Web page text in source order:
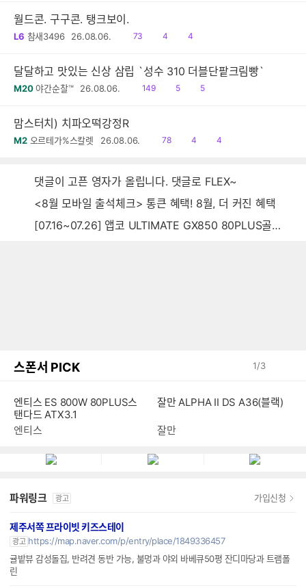
월드콘. 구구콘. 탱크보이.
L6 참새3496 26.08.06.
읽
73
공
4
댓
4
달달하고 맛있는 신상 삼립 `성수 310 더블단팥크림빵`
M20 야간순찰™ 26.08.06.
읽
149
공
5
댓
5
맘스터치) 치파오떡강정R
M2 오르테가%스칼렛 26.08.06.
읽
78
공
4
댓
4
댓글이 고픈 영자가 올립니다. 댓글로 FLEX~
<8월 모바일 출석체크> 통큰 혜택! 8월, 더 커진 혜택
[07.16~07.26] 앱코 ULTIMATE GX850 80PLUS골드 풀모듈러 ATX3.0 블랙
스폰서 PICK 1/3
엔티스 ES 800W 80PLUS스
탠다드 ATX3.1
파워링크 광고
제주서쪽 프라이빗 키즈스테이
광고 https://map.naver.com/p/entry/place/1849336457